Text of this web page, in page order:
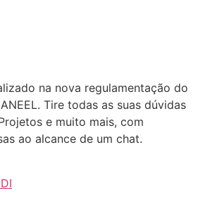
na nova regulamentação do
Tire todas as suas dúvidas
e muito mais, com
ao alcance de um chat.